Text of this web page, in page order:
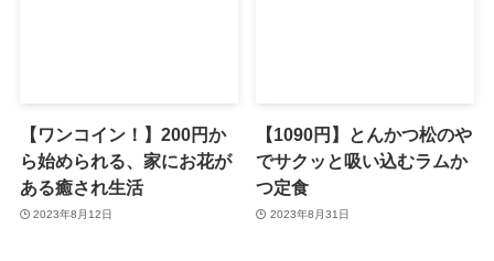
【ワンコイン！】200円か
ら始められる、家にお花が
ある癒され生活
2023年8月12日
【1090円】とんかつ松のや
でサクッと吸い込むラムか
つ定食
2023年8月31日